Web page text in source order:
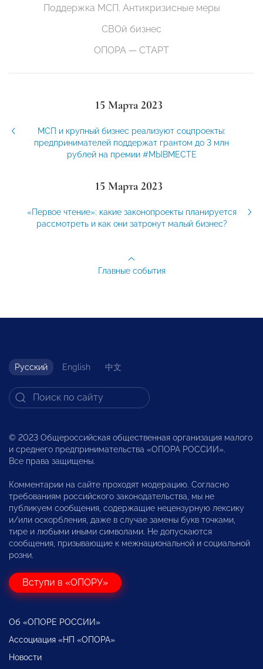
Поддержка МСП. Антикризисные меры
СВОй бизнес
ОПОРА — СТАРТ
15 Марта 2023
МСП и крупный бизнес реализуют соцпроекты:
предпринимателей поддержат грантом до 3 млн
рублей на премии #МЫВМЕСТЕ
15 Марта 2023
«Первое чтение»: какие законопроекты планируется
рассмотреть и как они затронут малый бизнес?
Главные события
Русский English 中文
© 2023 Общероссийская общественная организация малого
и среднего предпринимательства «ОПОРА РОССИИ».
Все права защищены.
Комментарии на сайте проходят модерацию. Согласно
требованиям российского законодательства, мы не
публикуем сообщения, содержащие нецензурную лексику
и/или оскорбления, даже в случае замены букв точками,
тире и любыми иными символами. Не допускаются
сообщения, призывающие к межнациональной и социальной
розни.
Вступи в «ОПОРУ»
Об «ОПОРЕ РОССИИ»
Ассоциация «НП «ОПОРА»
Новости